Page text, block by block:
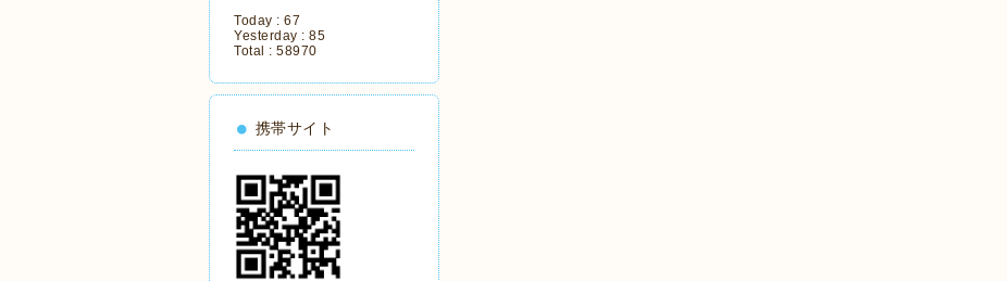
Today : 67
Yesterday : 85
Total : 58970
携帯サイト